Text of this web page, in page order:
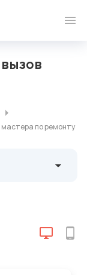
мастера по ремонту